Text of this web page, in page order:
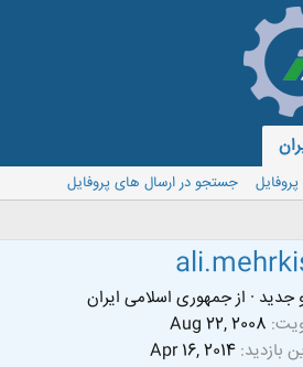
جستجو در ارسال های پروفایل
جدید · ازجمهوری اسلامی ایران
Aug 22, 2008
بازدید Apr 16, 2014